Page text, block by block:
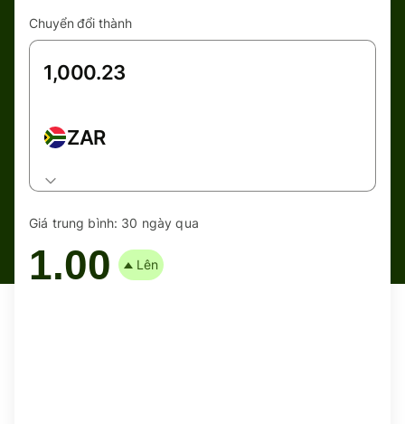
Chuyển đổi thành
ZAR
Giá trung bình: 30 ngày qua
1.00 Lên